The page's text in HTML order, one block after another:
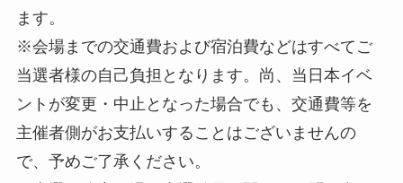
ます。
※会場までの交通費および宿泊費などはすべてご
当選者様の自己負担となります。尚、当日本イベ
ントが変更・中止となった場合でも、交通費等を
主催者側がお支払いすることはございませんの
で、予めご了承ください。